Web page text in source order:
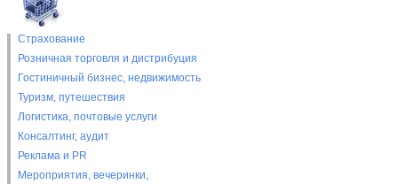
Страхование
Розничная торговля и дистрибуция
Гостиничный бизнес, недвижимость
Туризм, путешествия
Логистика, почтовые услуги
Консалтинг, аудит
Реклама и PR
Мероприятия, вечеринки,